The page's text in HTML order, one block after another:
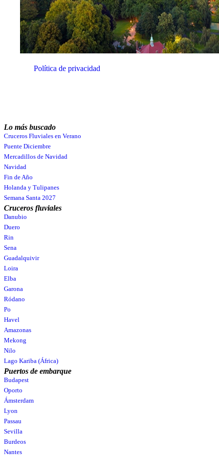
Quiero suscribirme
Recibirás emails con novedades y ofertas
relacionadas con tus intereses en la dirección de
email que nos proporciones. No utilizaremos tu
Política de privacidad.
Lo más buscado
Cruceros Fluviales en Verano
Puente Diciembre
Mercadillos de Navidad
Navidad
Fin de Año
Holanda y Tulipanes
Semana Santa 2027
Cruceros fluviales
Danubio
Duero
Rin
Sena
Guadalquivir
Loira
Elba
Garona
Ródano
Po
Havel
Amazonas
Mekong
Nilo
Lago Kariba (África)
Puertos de embarque
Budapest
Oporto
Ámsterdam
Lyon
Passau
Sevilla
Burdeos
Nantes